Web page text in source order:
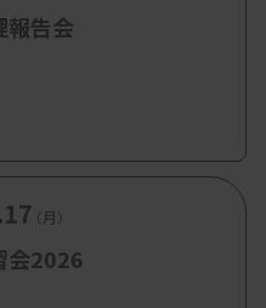
報告会
（月）
会2026